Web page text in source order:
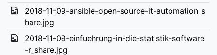
2018-11-09-ansible-open-source-it-automation_s
hare.jpg
2018-11-09-einfuehrung-in-die-statistik-software
-r_share.jpg